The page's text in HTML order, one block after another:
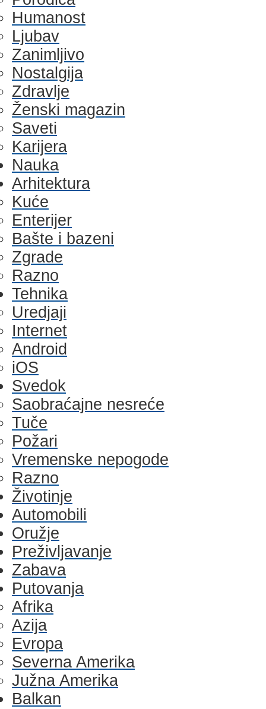
Humanost
Ljubav
Zanimljivo
Nostalgija
Zdravlje
Ženski magazin
Saveti
Karijera
Nauka
Arhitektura
Kuće
Enterijer
Bašte i bazeni
Zgrade
Razno
Tehnika
Uredjaji
Internet
Android
iOS
Svedok
Saobraćajne nesreće
Tuče
Požari
Vremenske nepogode
Razno
Životinje
Automobili
Oružje
Preživljavanje
Zabava
Putovanja
Afrika
Azija
Evropa
Severna Amerika
Južna Amerika
Balkan